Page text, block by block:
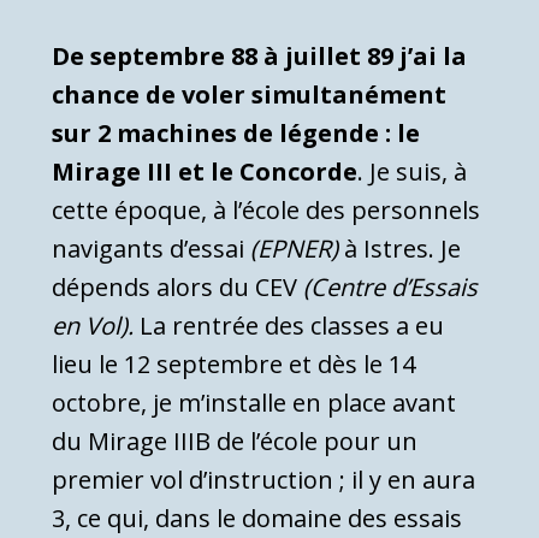
De septembre 88 à juillet 89 j’ai la
chance de voler simultanément
sur 2 machines de légende : le
Mirage III et le Concorde. Je suis, à
cette époque, à l’école des personnels
navigants d’essai (EPNER)à Istres. Je
dépends alors du CEV (Centre d’Essais
en Vol). La rentrée des classes a eu
lieu le 12 septembre et dès le 14
octobre, je m’installe en place avant
du Mirage IIIB de l’école pour un
premier vol d’instruction ; il y en aura
3, ce qui, dans le domaine des essais